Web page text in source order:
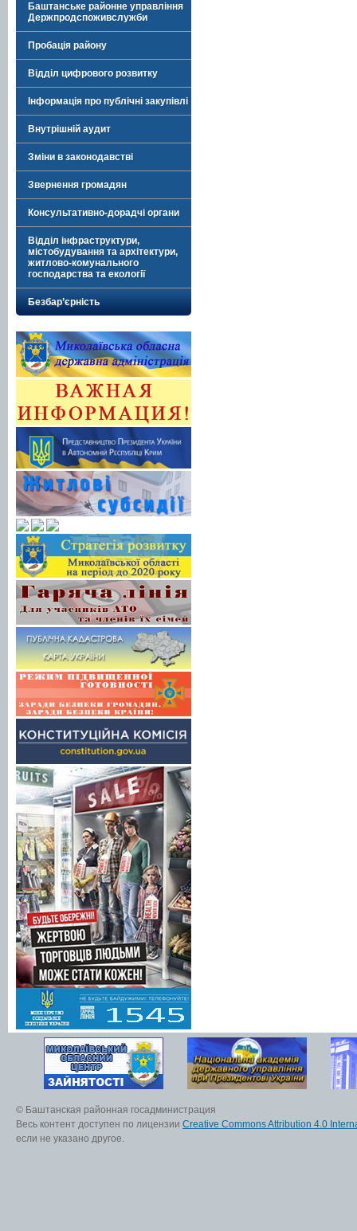
Баштанське районне управління
Держпродспоживслужби
Пробація району
Відділ цифрового розвитку
Інформація про публічні закупівлі
Внутрішній аудит
Зміни в законодавстві
Звернення громадян
Консультативно-дорадчі органи
Відділ інфраструктури,
містобудування та архітектури,
житлово-комунального
господарства та екології
Безбар’єрність
© Баштанская районная госадминистрация
Весь контент доступен по лицензии Creative Commons Attribution 4.0
если не указано другое.